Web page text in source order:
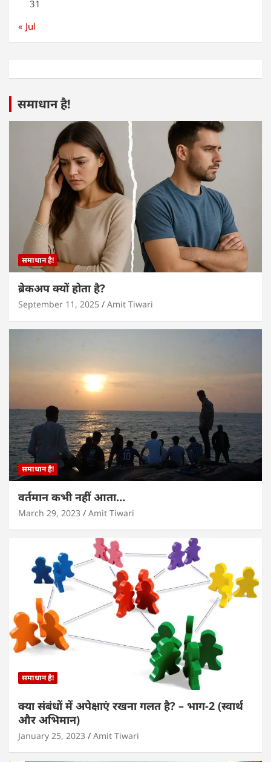
31
« Jul
समाधान है!
समाधान है!
ब्रेकअप क्यों होता है?
September 11, 2025 Amit Tiwari
समाधान है!
वर्तमान कभी नहीं आता…
March 29, 2023 Amit Tiwari
समाधान है!
क्या संबंधों में अपेक्षाएं रखना गलत है? – भाग-2 (स्वार्थ
और अभिमान)
January 25, 2023 Amit Tiwari